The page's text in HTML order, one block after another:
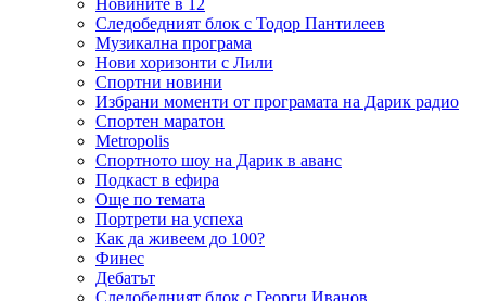
Новините в 12
Следобедният блок с Тодор Пантилеев
Музикална програма
Нови хоризонти с Лили
Спортни новини
Избрани моменти от програмата на Дарик радио
Спортен маратон
Metropolis
Спортното шоу на Дарик в аванс
Подкаст в ефира
Още по темата
Портрети на успеха
Как да живеем до 100?
Финес
Дебатът
Следобедният блок с Георги Иванов